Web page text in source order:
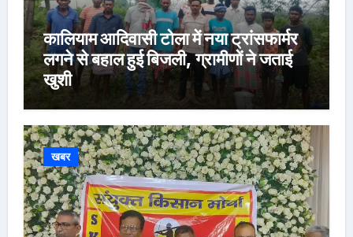
कालियाम आदिवासी टोला में नया ट्रांसफार्मर
लगने से बहाल हुई बिजली, ग्रामीणों ने जताई
खुशी
खबर